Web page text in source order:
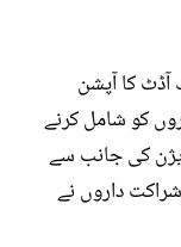
آڈٹ کا آپشن
کو شامل کرنے
کی جانب سے
داروں نے